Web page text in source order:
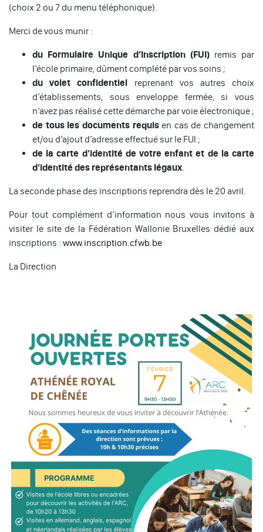
(choix 2 ou 7 du menu téléphonique).
Merci de vous munir :
du Formulaire Unique d’Inscription (FUI)remis par
l’école primaire, dûment complété par vos soins ;
du volet confidentiel reprenant vos autres choix
d’établissements, sous enveloppe fermée, si vous
n’avez pas réalisé cette démarche par voie électronique ;
de tous les documents requisen cas de changement
et/ou d’ajout d’adresse effectué sur le FUI ;
de la carte d’identité de votre enfant et de la carte
d’identité des représentants légaux.
La seconde phase des inscriptions reprendra dès le 20 avril.
Pour tout complément d’information nous vous invitons à
visiter le site de la Fédération Wallonie Bruxelles dédié aux
inscriptions : www.inscription.cfwb.be
La Direction